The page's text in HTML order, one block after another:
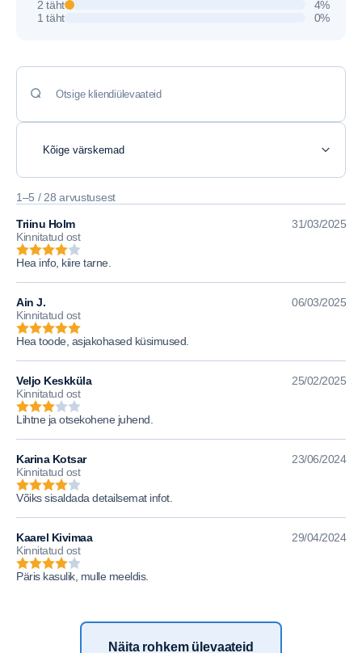
2 täht
4%
1 täht
0%
1–5 / 28 arvustusest
Triinu Holm
Kinnitatud ost
31/03/2025
Hea info, kiire tarne.
Ain J.
Kinnitatud ost
06/03/2025
Hea toode, asjakohased küsimused.
Veljo Keskküla
Kinnitatud ost
25/02/2025
Lihtne ja otsekohene juhend.
Karina Kotsar
Kinnitatud ost
23/06/2024
Võiks sisaldada detailsemat infot.
Kaarel Kivimaa
Kinnitatud ost
29/04/2024
Päris kasulik, mulle meeldis.
Näita rohkem ülevaateid